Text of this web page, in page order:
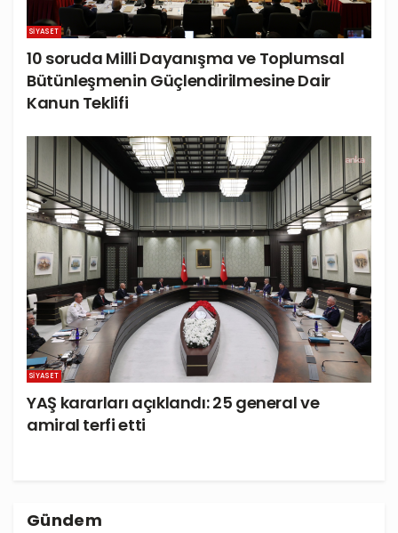
SIYASET
10 soruda Milli Dayanışma ve Toplumsal
Bütünleşmenin Güçlendirilmesine Dair
Kanun Teklifi
SIYASET
YAŞ kararları açıklandı: 25 general ve
amiral terfi etti
Gündem